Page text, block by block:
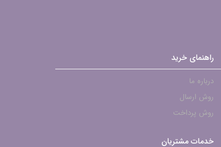
راهنمای خرید
درباره ما
روش ارسال
روش پرداخت
خدمات مشتریان